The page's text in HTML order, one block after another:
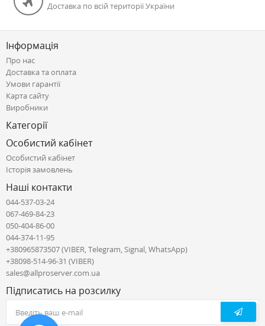
Доставка по всій території України
Інформація
Про нас
Доставка та оплата
Умови гарантії
Карта сайту
Виробники
Категорії
Особистий кабінет
Особистий кабінет
Історія замовлень
Наші контакти
044-537-03-24
067-469-84-23
050-404-86-00
044-374-11-95
+380965873507 (VIBER, Telegram, Signal, WhatsApp)
+38098-514-96-31 (VIBER)
sales@allproserver.com.ua
Підписатись на розсилку